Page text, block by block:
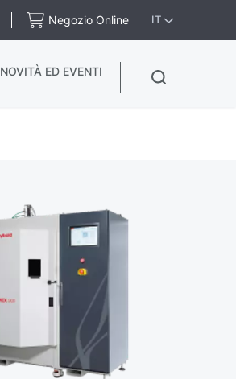
Negozio Online IT
NOVITÀ ED EVENTI